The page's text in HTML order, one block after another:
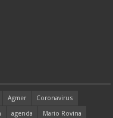
Agmer
Coronavirus
agenda
Mario Rovina